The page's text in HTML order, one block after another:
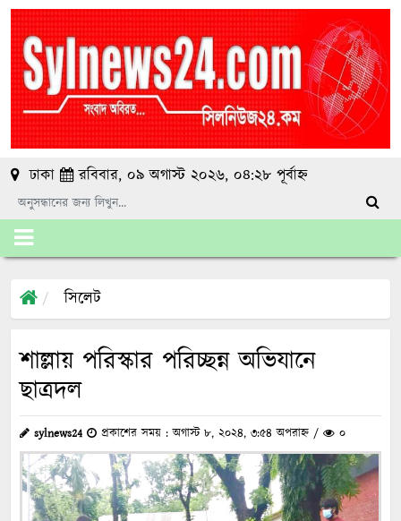
ঢাকা রবিবার, ০৯ অগাস্ট ২০২৬, ০৪:২৮ পূর্বাহ্ন
সিলেট
শাল্লায় পরিস্কার পরিচ্ছন্ন অভিযানে
ছাত্রদল
sylnews24 প্রকাশের সময় : অগাস্ট ৮, ২০২৪, ৩:৫৪ অপরাহ্ন / ০